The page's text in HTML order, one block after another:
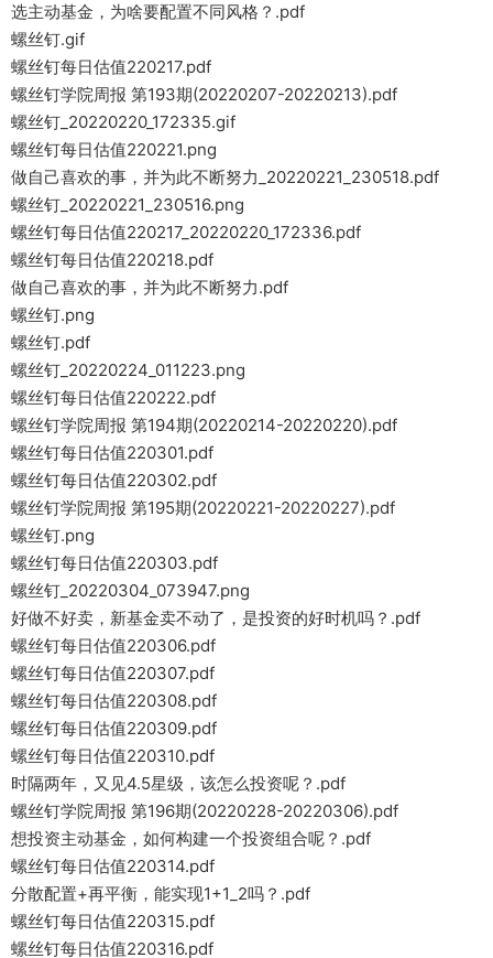
选主动基金，为啥要配置不同风格？.pdf
螺丝钉.gif
螺丝钉每日估值220217.pdf
螺丝钉学院周报 第193期(20220207-20220213).pdf
螺丝钉_20220220_172335.gif
螺丝钉每日估值220221.png
做自己喜欢的事，并为此不断努力_20220221_230518.pdf
螺丝钉_20220221_230516.png
螺丝钉每日估值220217_20220220_172336.pdf
螺丝钉每日估值220218.pdf
做自己喜欢的事，并为此不断努力.pdf
螺丝钉.png
螺丝钉.pdf
螺丝钉_20220224_011223.png
螺丝钉每日估值220222.pdf
螺丝钉学院周报 第194期(20220214-20220220).pdf
螺丝钉每日估值220301.pdf
螺丝钉每日估值220302.pdf
螺丝钉学院周报 第195期(20220221-20220227).pdf
螺丝钉.png
螺丝钉每日估值220303.pdf
螺丝钉_20220304_073947.png
好做不好卖，新基金卖不动了，是投资的好时机吗？.pdf
螺丝钉每日估值220306.pdf
螺丝钉每日估值220307.pdf
螺丝钉每日估值220308.pdf
螺丝钉每日估值220309.pdf
螺丝钉每日估值220310.pdf
时隔两年，又见4.5星级，该怎么投资呢？.pdf
螺丝钉学院周报 第196期(20220228-20220306).pdf
想投资主动基金，如何构建一个投资组合呢？.pdf
螺丝钉每日估值220314.pdf
分散配置+再平衡，能实现1+1_2吗？.pdf
螺丝钉每日估值220315.pdf
螺丝钉每日估值220316.pdf